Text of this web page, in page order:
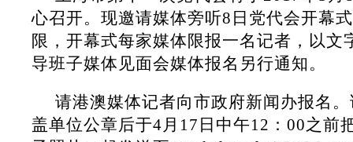
心召开。现邀请媒体旁听8日党代会开幕
限，开幕式每家媒体限报一名记者，以文
导班子媒体见面会媒体报名另行通知。
请港澳媒体记者向市政府新闻办报名
盖单位公章后于4月17日中午12：00之前